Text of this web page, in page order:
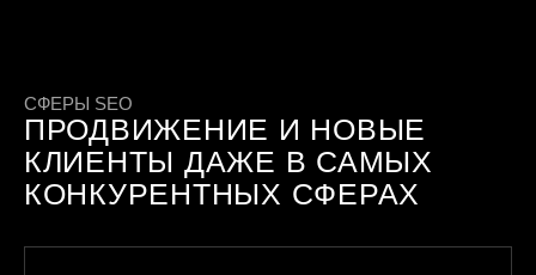
СФЕРЫ SEO
ПРОДВИЖЕНИЕ И НОВЫЕ
КЛИЕНТЫ ДАЖЕ В САМЫХ
КОНКУРЕНТНЫХ СФЕРАХ